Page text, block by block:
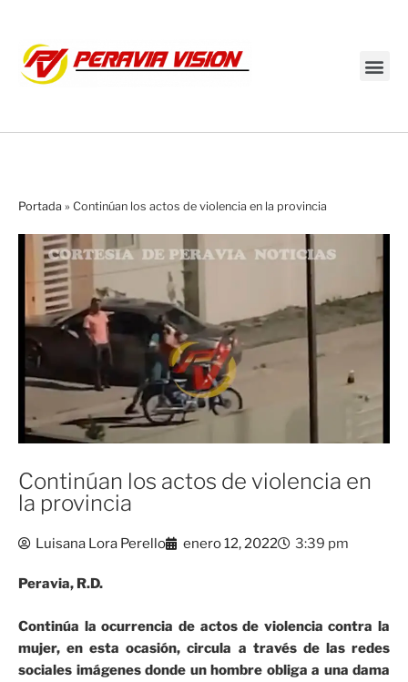
Portada » Continúan los actos de violencia en la provincia
Continúan los actos de violencia en
la provincia
Luisana Lora Perello enero 12, 2022 3:39 pm
Peravia, R.D.
Continúa la ocurrencia de actos de violencia contra la
mujer, en esta ocasión, circula a través de las redes
sociales imágenes donde un hombre obliga a una dama